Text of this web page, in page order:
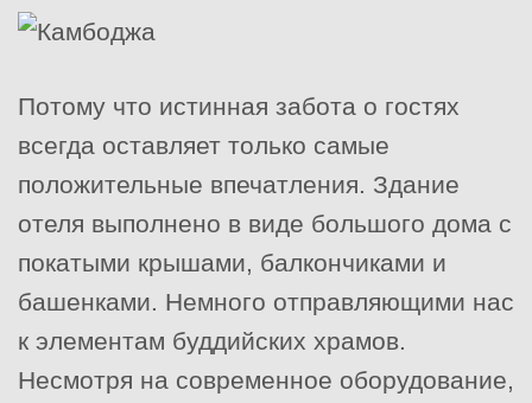
Потому что истинная забота о гостях
всегда оставляет только самые
положительные впечатления. Здание
отеля выполнено в виде большого дома с
покатыми крышами, балкончиками и
башенками. Немного отправляющими нас
к элементам буддийских храмов.
Несмотря на современное оборудование,